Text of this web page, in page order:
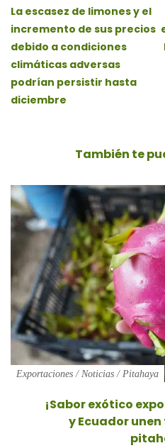
La escasez de limones y el
incremento de sus precios
debido a condiciones
climáticas adversas
podrían persistir hasta
diciembre
También te
Exportaciones/Noticias/Pitahaya
¡Sabor exótico
y Ecuador